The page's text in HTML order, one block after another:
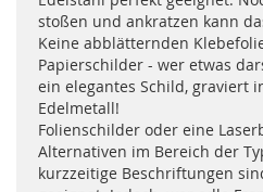
stoßen und ankratzen kann
Keine abblätternden
Papierschilder - wer etwas
ein elegantes Schild, graviert
Edelmetall!
Folienschilder oder eine
Alternativen im Bereich der
kurzzeitige Beschriftungen